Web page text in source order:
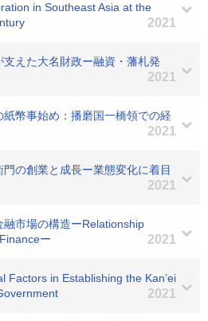
in Southeast Asia at the
2021
えた大名財政ー融資・藩札発
2021
幣事始め：播磨国一橋領での経
2021
の創業と成長ー業態変化に着目
2021
市場の構造ーRelationship
ー
2021
Factors in Establishing the Kan’ei
2021